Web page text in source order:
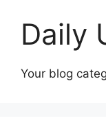
Daily
Your blog